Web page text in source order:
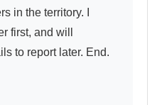
in the territory. I
first, and will
to report later. End.